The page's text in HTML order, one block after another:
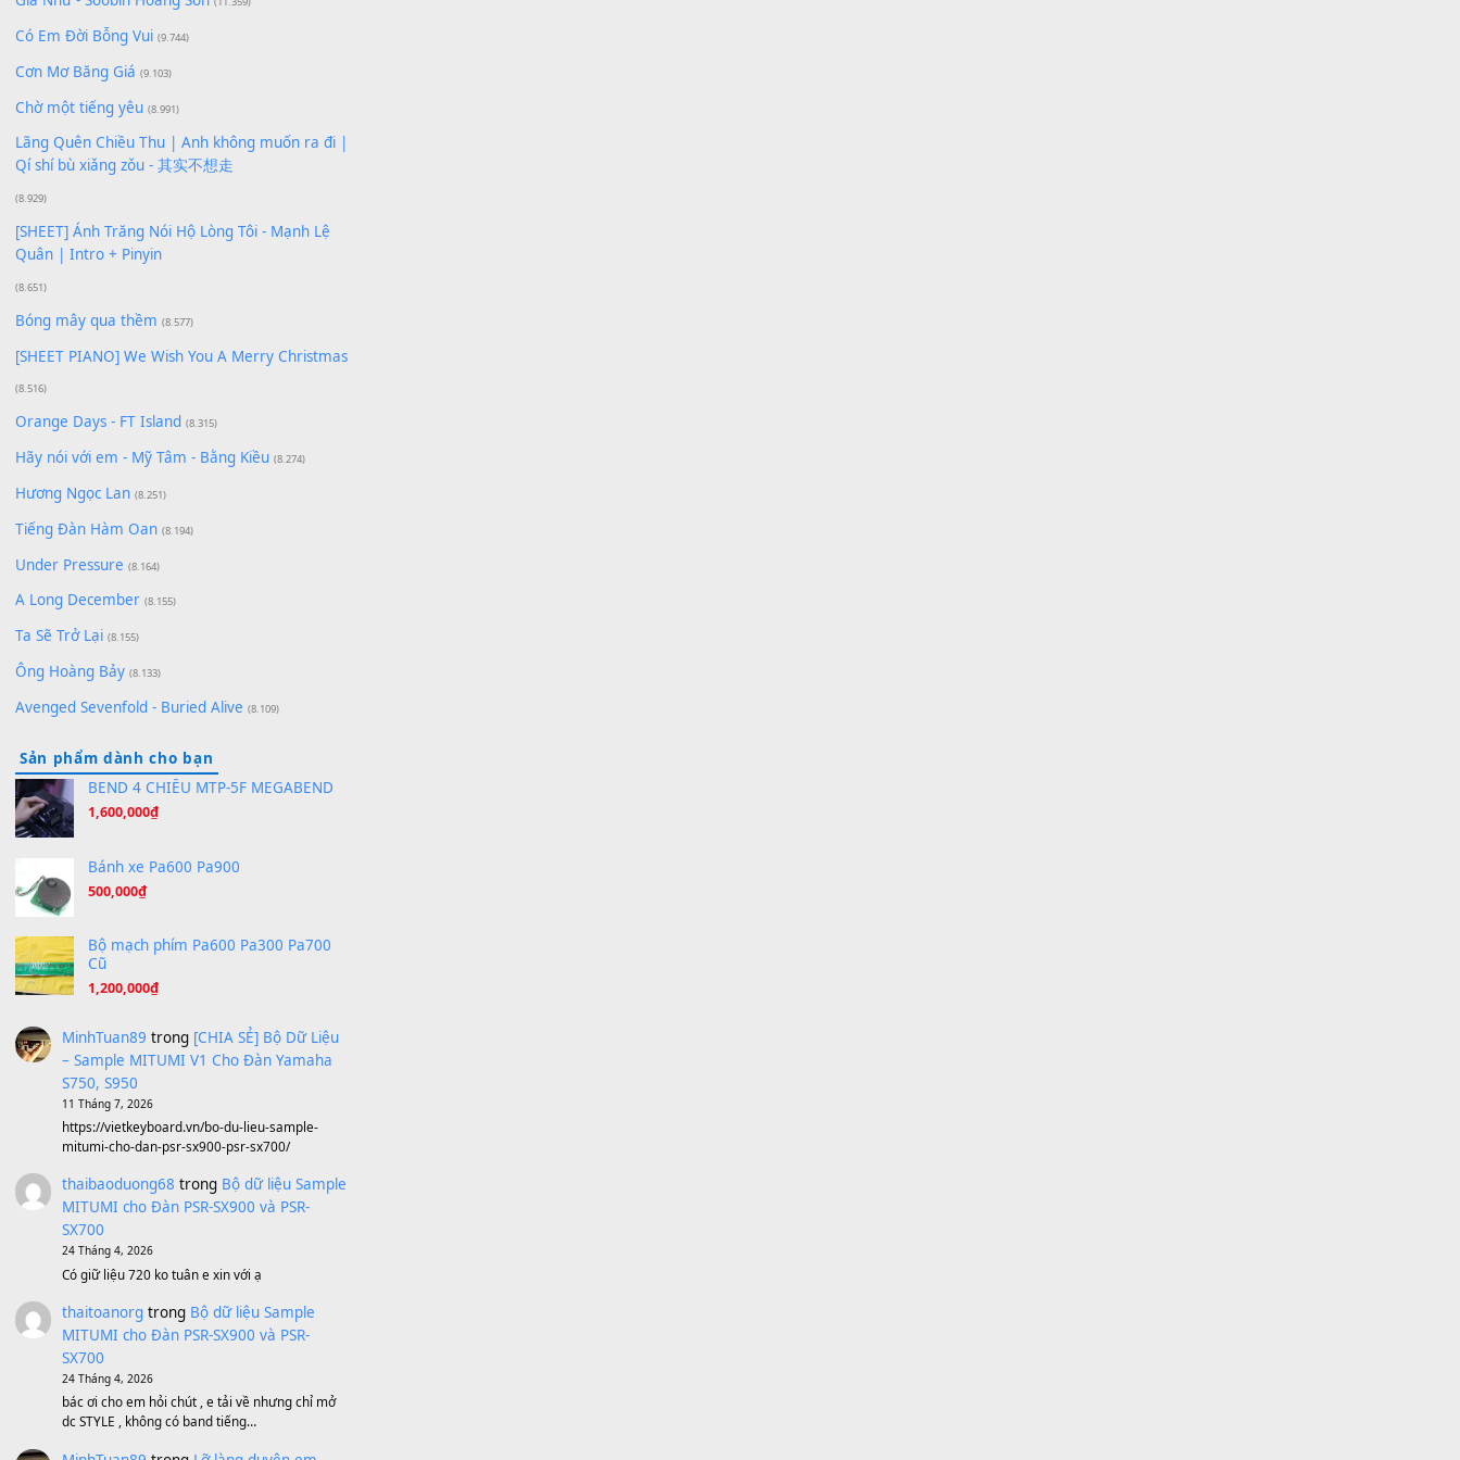
Để lại một bình luận
Bạn phảiđăng nhậpđể gửi bình luận.
Xem nhiều nhất
Buông bỏ sự phụ thuộc nơi anh (Pinyin)
(18.942)
Phép Màu (OST Đàn Cá Gỗ)
[SHEET PIANO] Happy Birthday (13.920)
Giá Như - Soobin Hoàng Sơn
Có Em Đời Bỗng Vui
Cơn Mơ Băng Giá (9.103)
Chờ một tiếng yêu
Lãng Quên Chiều Thu | Anh không muốn ra đi |
Qí shí bù xiǎng zǒu - 其实不想走
(8.929)
[SHEET] Ánh Trăng Nói Hộ Lòng Tôi - Mạnh Lệ
Quân | Intro + Pinyin
Bóng mây qua thềm
[SHEET PIANO] We Wish You A Merry Christmas
(8.516)
Hãy nói với em - Mỹ Tâm - Bằng Kiều (8.274)
Hương Ngọc Lan (8.251)
Tiếng Đàn Hàm Oan (8.194)
Under Pressure (8.164)
A Long December (8.155)
Ta Sẽ Trở Lại
Avenged Sevenfold - Buried Alive (8.109)
Sản phẩm dành cho bạn
BEND 4 CHIỀU MTP-5F MEGABEND
Bánh xe Pa600 Pa900
500,000
Bộ mạch phím Pa600 Pa300 Pa700
Cũ
1,200,000
MinhTuan89trong[CHIA SẺ] Bộ Dữ Liệu
– Sample MITUMI V1 Cho Đàn Yamaha